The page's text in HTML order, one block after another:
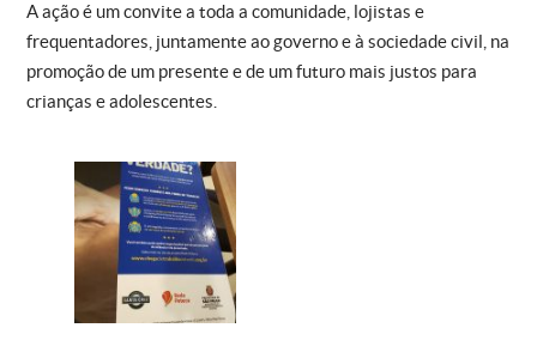
A ação é um convite a toda a comunidade, lojistas e
frequentadores, juntamente ao governo e à sociedade civil, na
promoção de um presente e de um futuro mais justos para
crianças e adolescentes.